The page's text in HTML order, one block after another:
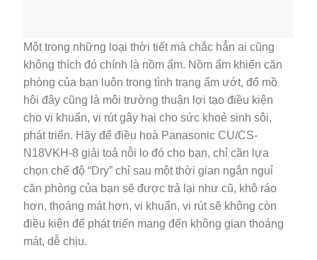
Một trong những loại thời tiết mà chắc hẳn ai cũng
không thích đó chính là nồm ẩm. Nồm ẩm khiến căn
phòng của bạn luôn trong tình trạng ẩm ướt, đổ mồ
hôi đây cũng là môi trường thuận lợi tạo điều kiện
cho vi khuẩn, vi rút gây hại cho sức khoẻ sinh sôi,
phát triển. Hãy để điều hoà Panasonic CU/CS-
N18VKH-8 giải toả nỗi lo đó cho bạn, chỉ cần lựa
chọn chế độ “Dry” chỉ sau một thời gian ngắn nguỉ
căn phòng của bạn sẽ được trả lại như cũ, khô ráo
hơn, thoáng mát hơn, vi khuẩn, vi rút sẽ không còn
điều kiện để phát triển mang đến không gian thoáng
mát, dễ chịu.